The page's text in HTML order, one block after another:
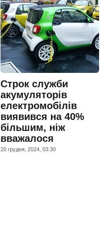
Строк служби
акумуляторів
електромобілів
виявився на 40%
більшим, ніж
вважалося
20 грудня, 2024, 03:30